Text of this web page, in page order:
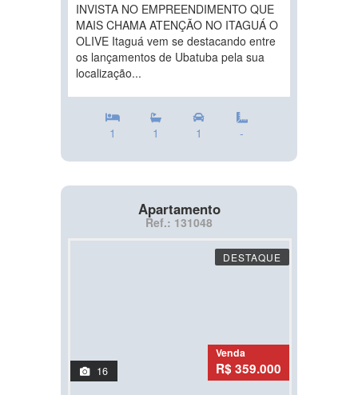
INVISTA NO EMPREENDIMENTO QUE
MAIS CHAMA ATENÇÃO NO ITAGUÁ O
OLIVE Itaguá vem se destacando entre
os lançamentos de Ubatuba pela sua
localização...
1 1 1 -
Apartamento
Ref.: 131048
DESTAQUE
16
Venda
R$ 359.000